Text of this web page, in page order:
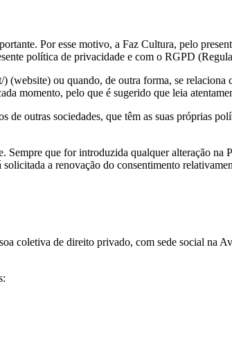
Por esse motivo, a Faz Cultura, pelo
política de privacidade e com o RGPD
ou quando, de outra forma, se relaciona
momento, pelo que é sugerido que leia
outras sociedades, que têm as suas próprias
que for introduzida qualquer alteração
a renovação do consentimento
coletiva de direito privado, com sede social